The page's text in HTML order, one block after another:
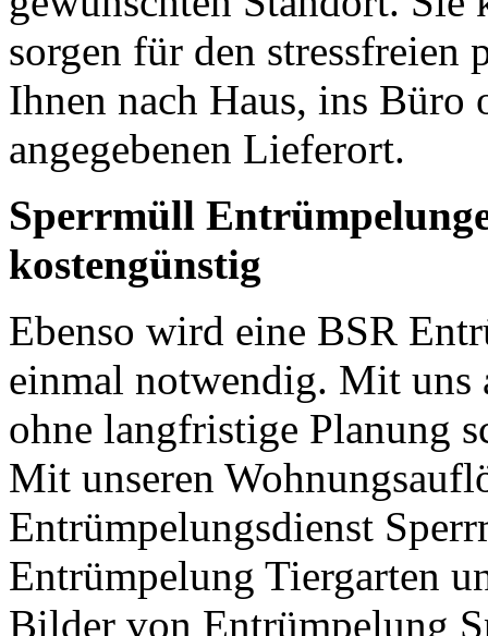
sorgen für den stressfreien
Ihnen nach Haus, ins Büro
angegebenen Lieferort.
Sperrmüll
kostengünstig
Ebenso wird eine BSR
einmal notwendig. Mit uns
ohne langfristige Planung
Mit unseren
Entrümpelungsdienst
Entrümpelung Tiergarten
Bilder von Entrümpelung